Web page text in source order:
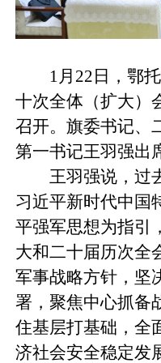
1月22日，鄂托
十次全体（扩大）
召开。旗委书记、
第一书记王羽强出
王羽强说，过去
习近平新时代中国
平强军思想为指引
大和二十届历次全
军事战略方针，坚
署，聚焦中心抓备
住基层打基础，全
济社会安全稳定发